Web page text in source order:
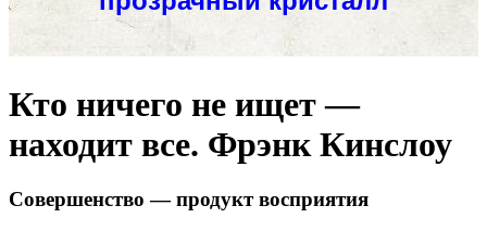
Кто ничего не ищет —
находит все. Фрэнк Кинслоу
Совершенство — продукт восприятия